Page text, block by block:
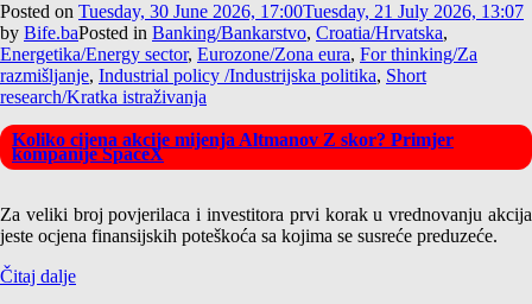
Posted on Tuesday, 30 June 2026, 17:00Tuesday, 21 July 2026, 13:07
by Bife.baPosted in Banking/Bankarstvo, Croatia/Hrvatska,
Energetika/Energy sector, Eurozone/Zona eura, For thinking/Za
razmišljanje, Industrial policy /Industrijska politika, Short
research/Kratka istraživanja
Koliko cijena akcije mijenja Altmanov Z skor? Primjer
kompanije SpaceX
Za veliki broj povjerilaca i investitora prvi korak u vrednovanju akcija
jeste ocjena finansijskih poteškoća sa kojima se susreće preduzeće.
Čitaj dalje